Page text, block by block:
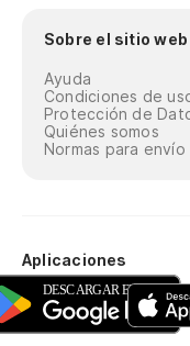
Sobre el sitio web
Ayuda
Condiciones de
Protección de
Quiénes somos
Normas para envío
Aplicaciones